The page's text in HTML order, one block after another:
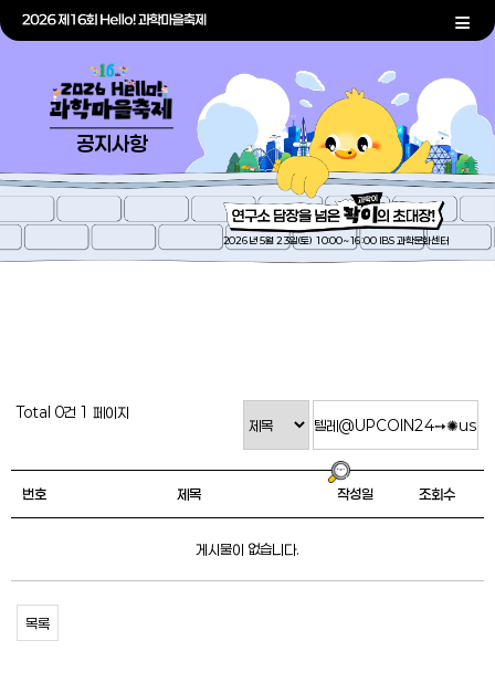
공지사항
2026년 5월 23일(토) 10:00~16:00 IBS 과학문화센터
Total 0건 1 페이지
번호 제목 작성일 조회수
게시물이 없습니다.
목록